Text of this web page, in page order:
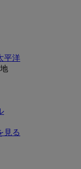
平洋
見る